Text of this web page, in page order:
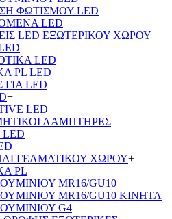
ΦΩΤΙΣΜΟΥ LED
LED
LED ΕΞΩΤΕΡΙΚΟΥ ΧΩΡΟΥ
LED
PL LED
LED
+
LED
ΛΑΜΠΤΗΡΕΣ
ΧΩΡΟΥ+
PL
MR16/GU10
MR16/GU10 ΚΙΝΗΤΑ
G4